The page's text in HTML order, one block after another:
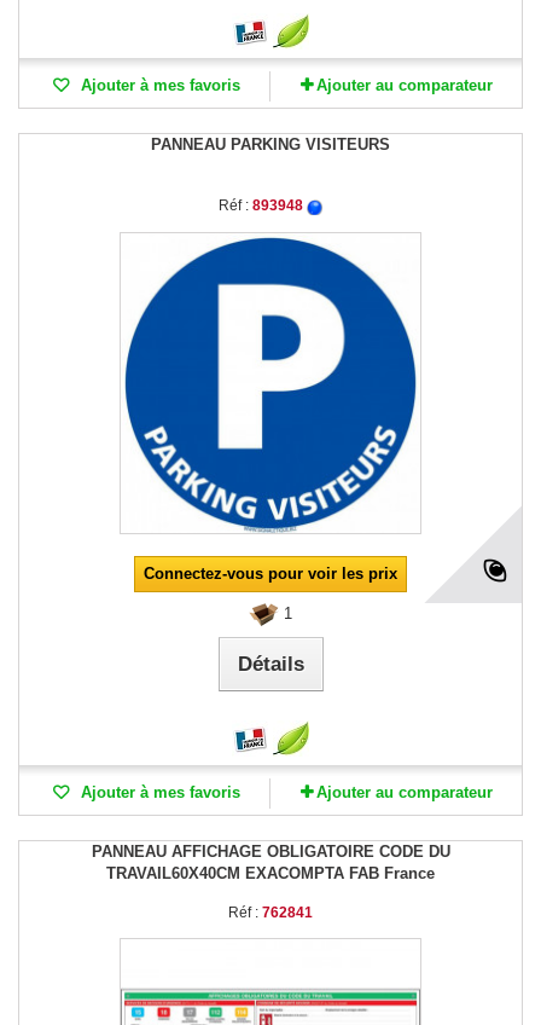
Ajouter à mes favoris Ajouter au comparateur
PANNEAU PARKING VISITEURS
Réf : 893948
Connectez-vous pour voir les prix
1
Détails
Ajouter à mes favoris Ajouter au comparateur
PANNEAU AFFICHAGE OBLIGATOIRE CODE DU
TRAVAIL60X40CM EXACOMPTA FAB France
Réf : 762841